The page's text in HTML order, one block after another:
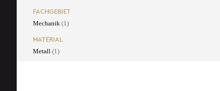
FACHGEBIET
Mechanik (1)
MATERIAL
Metall (1)